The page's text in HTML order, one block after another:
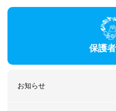
保護
お知らせ